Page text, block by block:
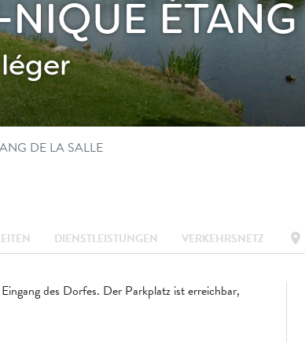
DE LA SALLE
DIENSTLEISTUNGEN VERKEHRSNETZ location_on
des Dorfes. Der Parkplatz ist erreichbar,